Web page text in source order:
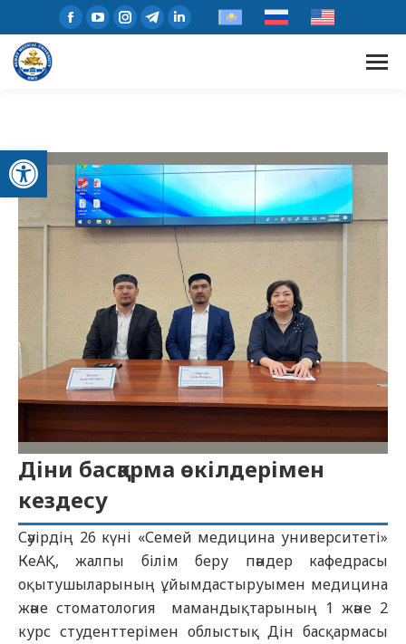
Open toolbar
Діни басқарма өкілдерімен
кездесу
Сәуірдің 26 күні «Семей медицина университеті»
КеАҚ, жалпы білім беру пәндер кафедрасы
оқытушыларының ұйымдастыруымен медицина
және стоматология мамандықтарының 1 және 2
курс студенттерімен облыстық Дін басқармасы